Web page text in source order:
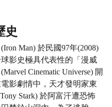
史
(Iron Man) 於民國97年(2008)
球影史極具代表性的「漫威
Cinematic Universe) 開
影劇情中，天才發明家東
Stark) 於阿富汗遭恐怖